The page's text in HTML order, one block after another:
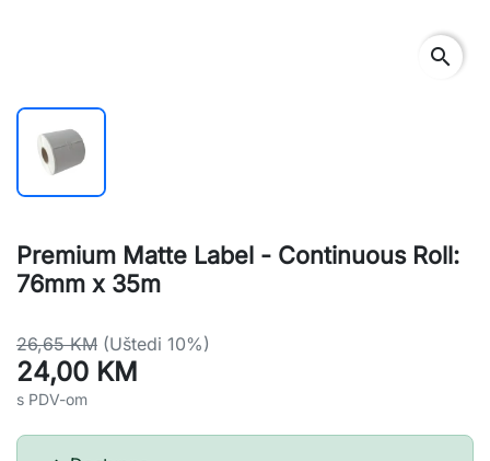
search
Premium Matte Label - Continuous Roll:
76mm x 35m
26,65 KM (Uštedi 10%)
24,00 KM
s PDV-om